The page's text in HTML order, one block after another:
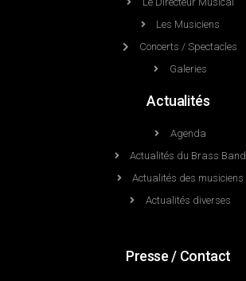
Les Musiciens
Concerts / Spectacles
Galeries
Actualités
Agenda
Actualités du Brass Band
Actualités des musiciens
Actualités diverses
Presse / Contact